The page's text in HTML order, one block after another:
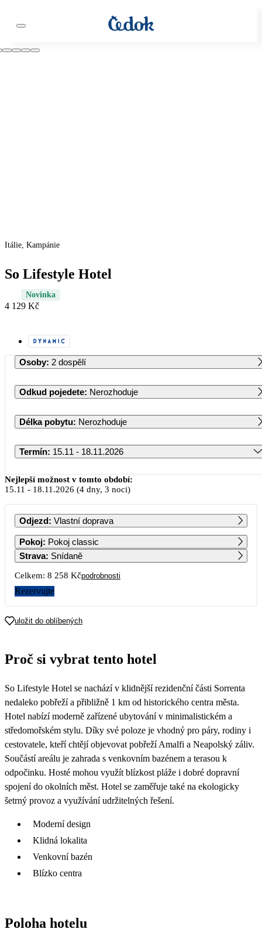
Itálie, Kampánie
So Lifestyle Hotel
Novinka
4 129 Kč
Osoby: 2 dospělí
Odkud pojedete: Nerozhoduje
Délka pobytu: Nerozhoduje
Termín: 15.11 - 18.11.2026
Listopad 2026
PO ÚT ST ČT PÁ SO NE
1
2
4 689
3
4 409
4
4 409
5 6 7 8
5 109 5 109 4 969 4 969 4 689 4 409 4 129
16 17
23
4 409
24 25 26
30
4 129
Nejlepší možnost v tomto období:
15.11 - 18.11.2026 (4 dny, 3 noci)
Odjezd: Vlastní doprava
Pokoj: Pokoj classic
Strava: Snídaně
Celkem: 8 258 Kčpodrobnosti
Rezervujte
uložit do oblíbených
Proč si vybrat tento hotel
So Lifestyle Hotel se nachází v klidnější rezidenční části Sorrenta
nedaleko pobřeží a přibližně 1 km od historického centra města.
Hotel nabízí moderně zařízené ubytování v minimalistickém a
středomořském stylu. Díky své poloze je vhodný pro páry, rodiny i
cestovatele, kteří chtějí objevovat pobřeží Amalfi a Neapolský záliv.
Součástí areálu je zahrada s venkovním bazénem a terasou k
odpočinku. Hosté mohou využít blízkost pláže i dobré dopravní
spojení do okolních měst. Hotel se zaměřuje také na ekologicky
šetrný provoz a využívání udržitelných řešení.
Moderní design
Klidná lokalita
Venkovní bazén
Blízko centra
Poloha hotelu